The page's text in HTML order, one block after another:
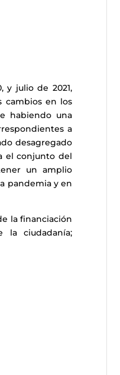
y julio de 2021,
cambios en los
habiendo una
a
desagregado
el conjunto del
un amplio
pandemia y en
la financiación
la ciudadanía;